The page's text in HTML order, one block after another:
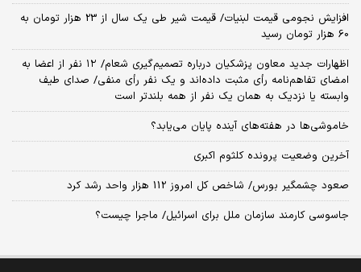
افزایش نجومی قیمت لبنیات/ قیمت شیر طی یک سال از 23 هزار تومان به
60 هزار تومان رسید
اظهارات جدید معاون پزشکیان درباره تصمیم‌گیری شعام/ ۱۲ نفر از اعضا به
امضای تفاهم‌نامه رأی مثبت داده‌اند و یک نفر رأی منفی/ صدای طیف
وابسته یا نزدیک به همان یک نفر از همه بلندتر است
خاموشی‌ها در هفته‌های آینده پایان می‌یابد؟
آخرین وضعیت پرونده کلثوم اکبری
صعود چشمگیر بورس/ شاخص کل امروز 112 هزار واحد رشد کرد
جاسوسی کارمند سازمان ملل برای اسرائیل/ ماجرا چیست؟